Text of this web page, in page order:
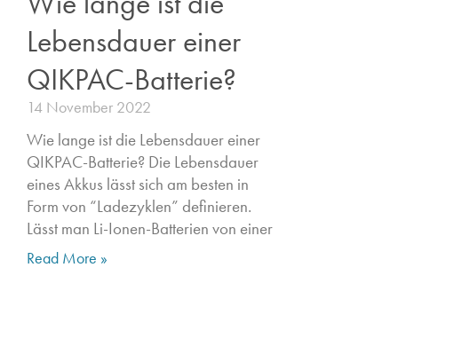
Lebensdauer einer
QIKPAC-Batterie?
14 November 2022
Wie lange ist die Lebensdauer einer
QIKPAC-Batterie? Die Lebensdauer
eines Akkus lässt sich am besten in
Form von “Ladezyklen” definieren.
Lässt man Li-Ionen-Batterien von einer
Read More »